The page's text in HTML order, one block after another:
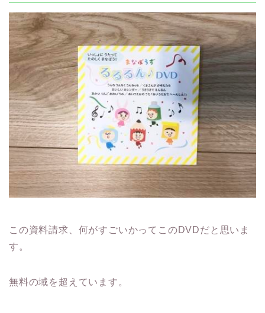
この資料請求、何がすごいかってこのDVDだと思いま
す。
無料の域を超えています。